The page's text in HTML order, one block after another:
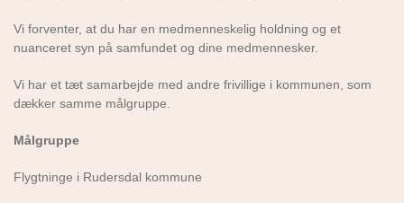
Vi forventer, at du har en medmenneskelig holdning og et
nuanceret syn på samfundet og dine medmennesker.
Vi har et tæt samarbejde med andre frivillige i kommunen, som
dækker samme målgruppe.
Målgruppe
Flygtninge i Rudersdal kommune